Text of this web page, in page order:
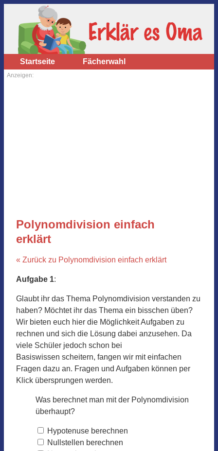
Startseite Fächerwahl
Anzeigen:
Polynomdivision einfach
erklärt
« Zurück zu Polynomdivision einfach erklärt
Aufgabe 1:
Glaubt ihr das Thema Polynomdivision verstanden zu
haben? Möchtet ihr das Thema ein bisschen üben?
Wir bieten euch hier die Möglichkeit Aufgaben zu
rechnen und sich die Lösung dabei anzusehen. Da
viele Schüler jedoch schon bei
Basiswissen scheitern, fangen wir mit einfachen
Fragen dazu an. Fragen und Aufgaben können per
Klick übersprungen werden.
Was berechnet man mit der Polynomdivision
überhaupt?
Hypotenuse berechnen
Nullstellen berechnen